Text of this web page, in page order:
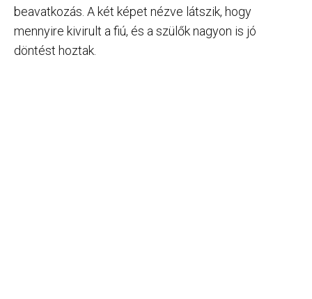
beavatkozás. A két képet nézve látszik, hogy
mennyire kivirult a fiú, és a szülők nagyon is jó
döntést hoztak.